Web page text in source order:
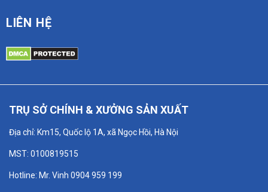
LIÊN HỆ
TRỤ SỞ CHÍNH & XƯỞNG SẢN XUẤT
Địa chỉ: Km15, Quốc lộ 1A, xã Ngọc Hồi, Hà Nội
MST: 0100819515
Hotline: Mr. Vinh 0904 959 199